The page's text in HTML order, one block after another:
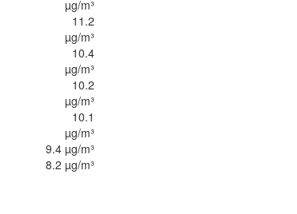
µg/m³
11.2
µg/m³
10.4
µg/m³
10.2
µg/m³
10.1
µg/m³
9.4 µg/m³
8.2 µg/m³